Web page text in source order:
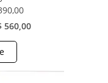
560,00